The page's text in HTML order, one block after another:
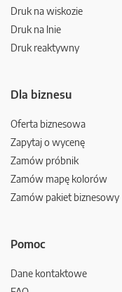
Druk na wiskozie
Druk na lnie
Druk reaktywny
Dla biznesu
Oferta biznesowa
Zapytaj o wycenę
Zamów próbnik
Zamów mapę kolorów
Zamów pakiet biznesowy
Pomoc
Dane kontaktowe